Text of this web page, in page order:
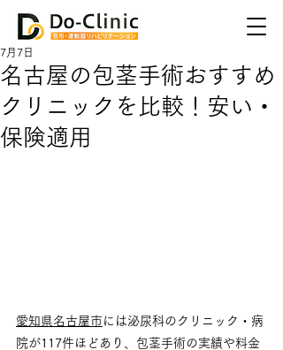
名古屋の包茎手術おすすめ
クリニックを比較！安い・
保険適用
7月7日
愛知県名古屋市 には泌尿科のクリニック・病
院が117件ほどあり、包茎手術の実績や料金